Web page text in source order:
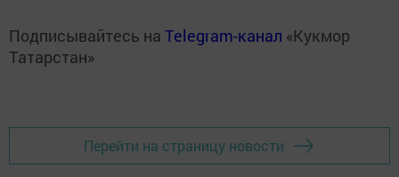
Подписывайтесь на Telegram-канал «Кукмор
Татарстан»
Перейти на страницу новости